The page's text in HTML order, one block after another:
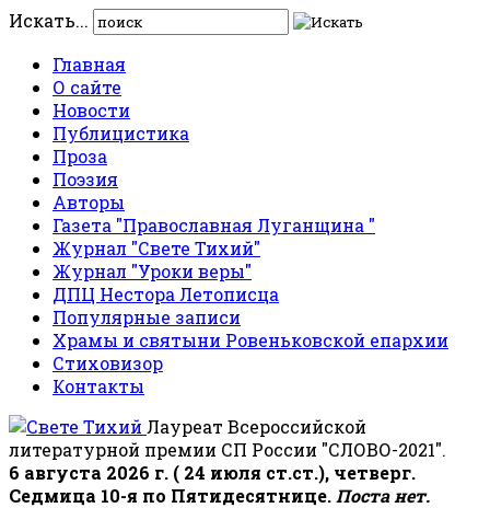
Искать...
Главная
О сайте
Новости
Публицистика
Проза
Поэзия
Авторы
Газета "Православная Луганщина "
Журнал "Свете Тихий"
Журнал "Уроки веры"
ДПЦ Нестора Летописца
Популярные записи
Храмы и святыни Ровеньковской епархии
Стиховизор
Контакты
Лауреат Всероссийской
литературной премии СП России "СЛОВО-2021".
6 августа 2026 г. ( 24 июля ст.ст.), четверг.
Седмица 10-я по Пятидесятнице. Поста нет.